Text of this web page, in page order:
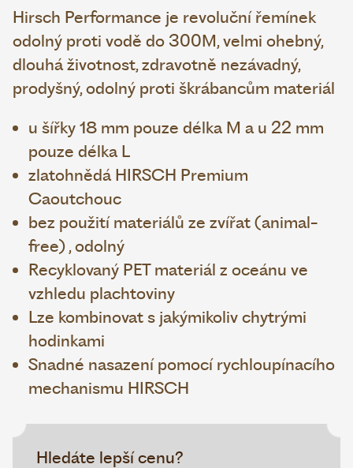
Hirsch Performance je revoluční řemínek
odolný proti vodě do 300M, velmi ohebný,
dlouhá životnost, zdravotně nezávadný,
prodyšný, odolný proti škrábancům materiál
u šířky 18 mm pouze délka M a u 22 mm
pouze délka L
zlatohnědá HIRSCH Premium
Caoutchouc
bez použití materiálů ze zvířat (animal-
free) , odolný
Recyklovaný PET materiál z oceánu ve
vzhledu plachtoviny
Lze kombinovat s jakýmikoliv chytrými
hodinkami
Snadné nasazení pomocí rychloupínacího
mechanismu HIRSCH
Hledáte lepší cenu?